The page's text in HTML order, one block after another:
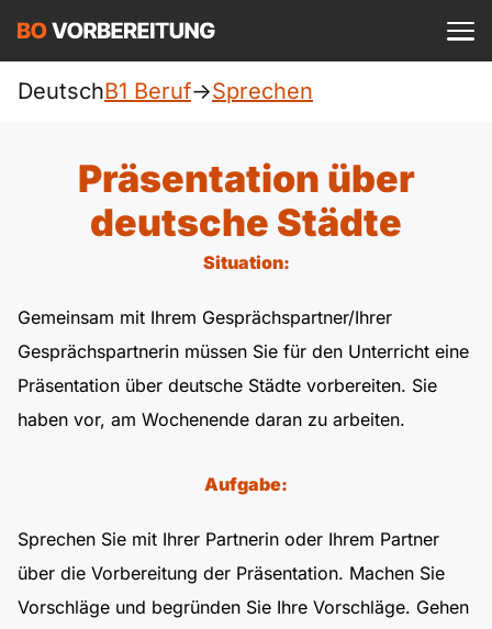
Beruf
Allgemein
Goethe
ÖIF
Pflege (telc)
Deutsch
Türkisch
Ukrainisch
Russisch
A1 Allgemein
A1 telc
A1 Goethe
A2 DTZ
A2 telc
A2 ÖIF
B1 Allgemein
B1 DTZ
B1 telc
B1 Goethe
B2
B2 Allgemein
B2 telc
B2 Goethe
Blog
Mehr Tools
Online-Kurse
Einloggen ist kostenlos?
DeutschB1 Beruf->Sprechen
Präsentation über
deutsche Städte
Situation:
Gemeinsam mit Ihrem Gesprächspartner/Ihrer
Gesprächspartnerin müssen Sie für den Unterricht eine
Präsentation über deutsche Städte vorbereiten. Sie
haben vor, am Wochenende daran zu arbeiten.
Aufgabe:
Sprechen Sie mit Ihrer Partnerin oder Ihrem Partner
über die Vorbereitung der Präsentation. Machen Sie
Vorschläge und begründen Sie Ihre Vorschläge. Gehen